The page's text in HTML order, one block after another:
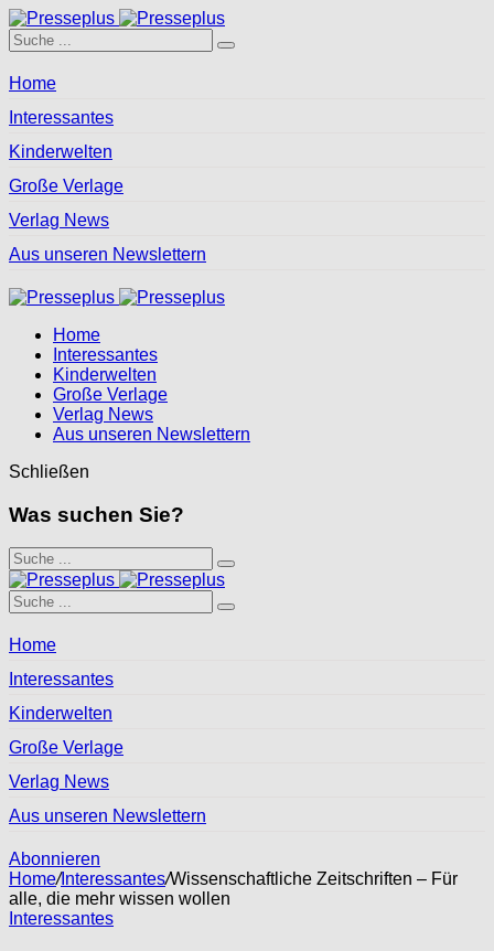
Home
Interessantes
Kinderwelten
Große Verlage
Verlag News
Aus unseren Newslettern
Home
Interessantes
Kinderwelten
Große Verlage
Verlag News
Aus unseren Newslettern
Schließen
Was suchen Sie?
Home
Interessantes
Kinderwelten
Große Verlage
Verlag News
Aus unseren Newslettern
Abonnieren
Home/Interessantes/Wissenschaftliche Zeitschriften – Für
alle, die mehr wissen wollen
Interessantes